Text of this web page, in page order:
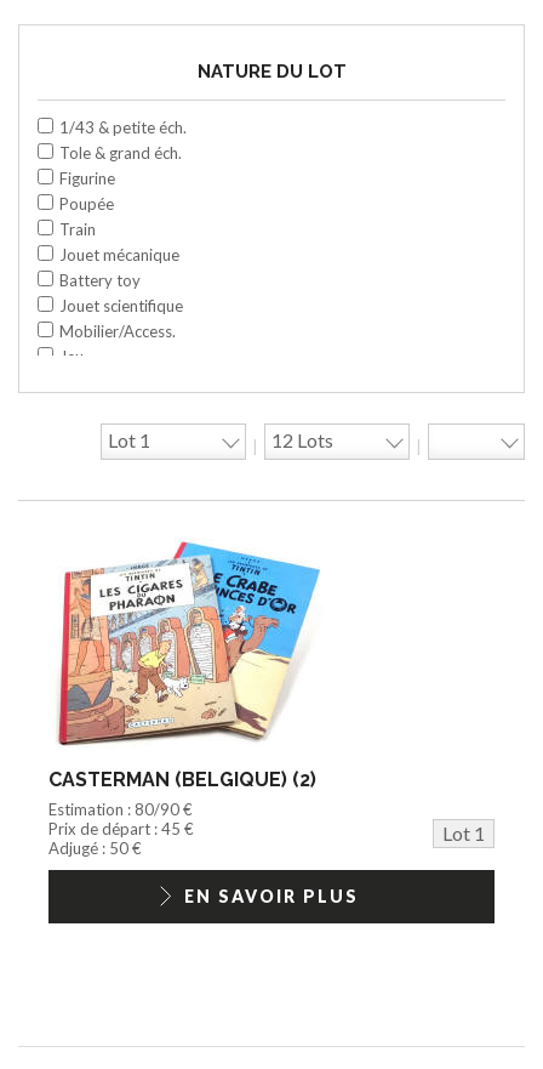
NATURE DU LOT
1/43 & petite éch.
Tole & grand éch.
Figurine
Poupée
Train
Jouet mécanique
Battery toy
Jouet scientifique
Mobilier/Access.
Jeu
Travaux publics
Jeu construction
Cycle/Auto
Action Figure
Peluche
Disque
Agricole
Documentation
Train HO
Playmobil/Lego
Barbie/Big Jim
Jouets Fast Food
Trading cards
1/18ème moderne
CASTERMAN (BELGIQUE) (2)
Estimation : 80/90 €
Prix de départ : 45 €
Lot 1
Adjugé : 50 €
EN SAVOIR PLUS